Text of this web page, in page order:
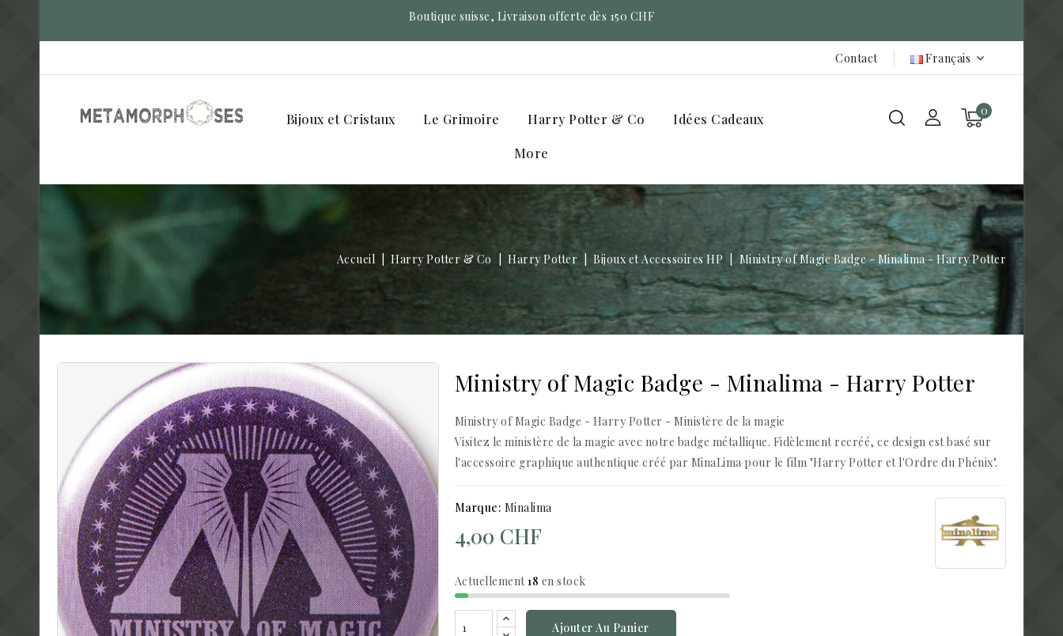
Boutique suisse, Livraison offerte dès 150 CHF
Contact Français
0
Bijoux et Cristaux Le Grimoire Harry Potter & Co Idées Cadeaux
More
Accueil Harry Potter & Co Harry Potter Bijoux et Accessoires HP Ministry of Magic Badge - Minalima - Harry Potter
Ministry of Magic Badge - Minalima - Harry Potter
Ministry of Magic Badge - Harry Potter - Ministère de la magie
Visitez le ministère de la magie avec notre badge métallique. Fidèlement recréé, ce design est basé sur
l'accessoire graphique authentique créé par MinaLima pour le film "Harry Potter et l'Ordre du Phénix".
Marque: Minalima
Actuellement18 en stock
4,00 CHF
Ajouter Au Panier